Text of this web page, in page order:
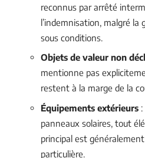
reconnus par arrêté
l’indemnisation, malgré la
sous conditions.
Objets de valeur non
mentionne pas
restent à la marge de la
Équipements extérieurs
panneaux solaires, tout
principal est
particulière.